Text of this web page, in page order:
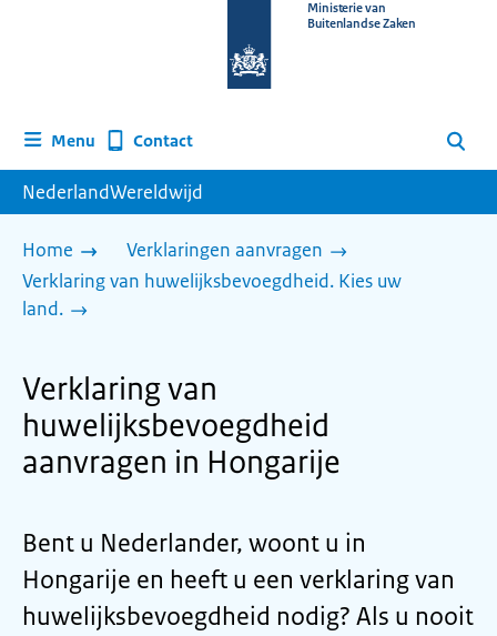
homepage
Ministerie van
Buitenlandse Zaken
Menu Contact Zoeken
NederlandWereldwijd
Home
Verklaringen aanvragen
Verklaring van huwelijksbevoegdheid. Kies uw
land.
Verklaring van
huwelijksbevoegdheid
aanvragen in Hongarije
Bent u Nederlander, woont u in
Hongarije en heeft u een verklaring van
huwelijksbevoegdheid nodig? Als u nooit